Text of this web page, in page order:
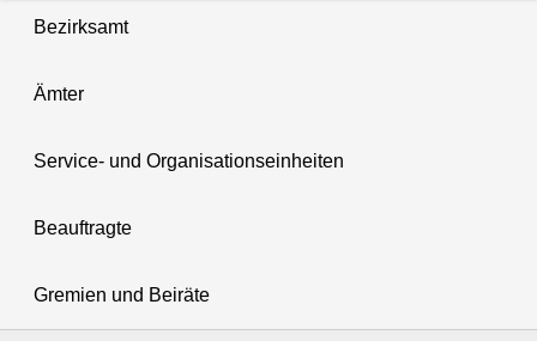
Bezirksamt
Ämter
Service- und Organisationseinheiten
Beauftragte
Gremien und Beiräte